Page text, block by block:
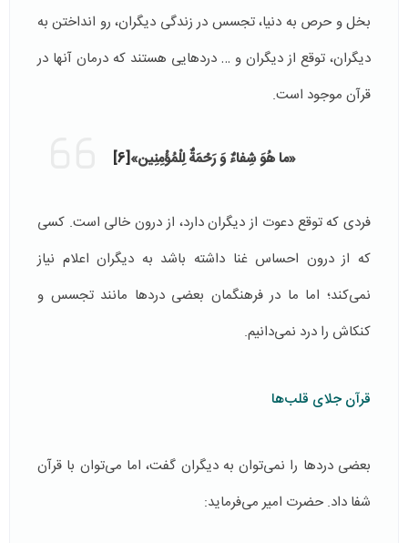
بخل و حرص به دنیا، تجسس در زندگی دیگران، رو انداختن به
دیگران، توقع از دیگران و … دردهایی هستند که درمان آنها در
قرآن موجود است.
«ما هُوَ شِفاءٌ وَ رَحْمَةٌ لِلْمُؤْمِنِین‏»[6]
فردی که توقع دعوت از دیگران دارد، از درون خالی است. کسی
که از درون احساس غنا داشته باشد به دیگران اعلام نیاز
نمی‌کند؛ اما ما در فرهنگمان بعضی دردها مانند تجسس و
کنکاش را درد نمی‌دانیم.
قرآن جلای قلب‌ها
بعضی دردها را نمی‌توان به دیگران گفت، اما می‌توان با قرآن
شفا داد. حضرت امیر می‌فرماید: